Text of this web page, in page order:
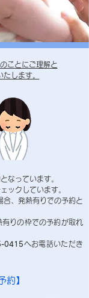
ことにご理解と
します。
なっています。
ックしています。
、発熱有りでの予約と
りの枠での予約が取れ
0415へお電話いただき
約】